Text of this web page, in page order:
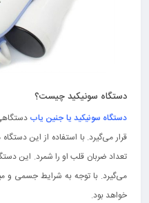
دستگاه سونیکید چیست؟
دستگاه سونیکید یا جنین یاب
قرار می‌گیرد. با استفاده از این
تعداد ضربان قلب او را شمرد. این
می‌گیرد. با توجه به شرایط جسمی و
خواهد بود‌.